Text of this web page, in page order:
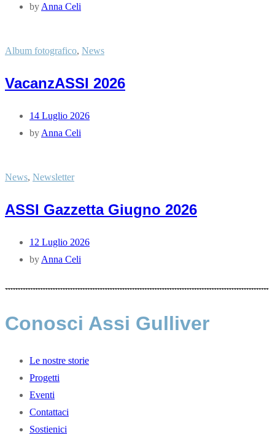
by Anna Celi
Album fotografico, News
VacanzASSI 2026
14 Luglio 2026
by Anna Celi
News, Newsletter
ASSI Gazzetta Giugno 2026
12 Luglio 2026
by Anna Celi
Conosci Assi Gulliver
Le nostre storie
Progetti
Eventi
Contattaci
Sostienici